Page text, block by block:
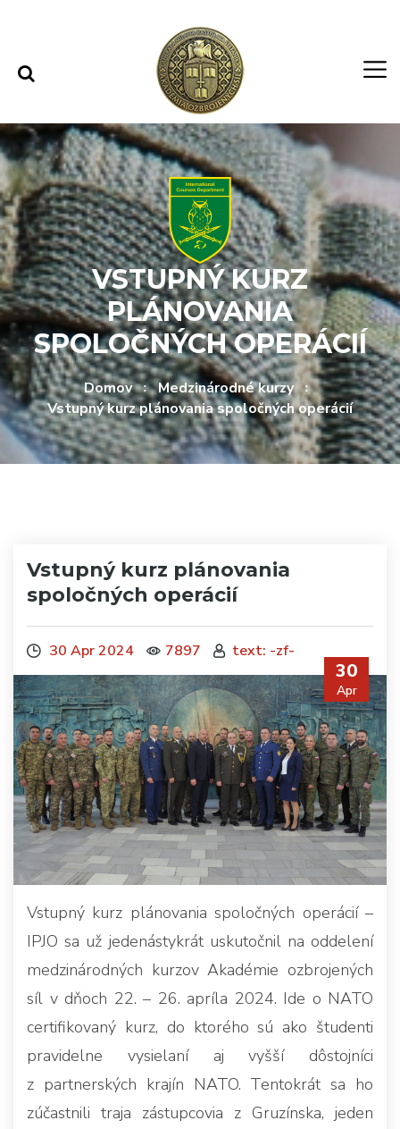
VSTUPNÝ KURZ
PLÁNOVANIA
SPOLOČNÝCH OPERÁCIÍ
Domov
Medzinárodné kurzy
Vstupný kurz plánovania spoločných operácií
Vstupný kurz plánovania
spoločných operácií
30 Apr 2024 7897 text: -zf-
30
Apr
Vstupný kurz plánovania spoločných operácií –
IPJO sa už jedenástykrát uskutočnil na oddelení
medzinárodných kurzov Akadémie ozbrojených
síl v dňoch 22. – 26. apríla 2024. Ide o NATO
certifikovaný kurz, do ktorého sú ako študenti
pravidelne vysielaní aj vyšší dôstojníci
z partnerských krajín NATO. Tentokrát sa ho
zúčastnili traja zástupcovia z Gruzínska, jeden